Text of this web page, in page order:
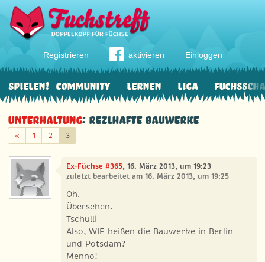
Registrieren aktivieren Einloggen
Community Lernen Liga
Spielen!
Unterhaltung: Rezlhafte Bauwerke
«Zurück
1 2 3
Ex-Füchse #365, 16. März 2013, um 19:23
zuletzt bearbeitet am 16. März 2013, um 19:25
Oh.
Übersehen.
Tschulli
Also, WIE heißen die Bauwerke in Berlin
und Potsdam?
Menno!